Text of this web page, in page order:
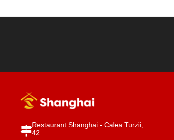
Restaurant Shanghai - Calea Turzii,
42